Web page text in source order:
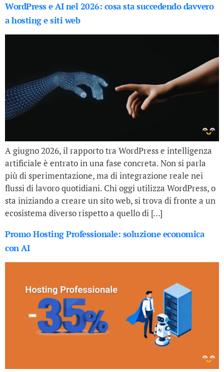
WordPress e AI nel 2026: cosa sta succedendo davvero
a hosting e siti web
A giugno 2026, il rapporto tra WordPress e intelligenza
artificiale è entrato in una fase concreta. Non si parla
più di sperimentazione, ma di integrazione reale nei
flussi di lavoro quotidiani. Chi oggi utilizza WordPress, o
sta iniziando a creare un sito web, si trova di fronte a un
ecosistema diverso rispetto a quello di […]
Promo Hosting Professionale: soluzione economica
con AI